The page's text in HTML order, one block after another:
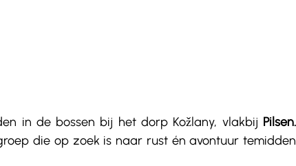
in de bossen bij het dorp Kožlany, vlakbij
die op zoek is naar rust én avontuur temidden